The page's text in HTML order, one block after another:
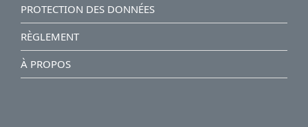
PROTECTION DES DONNÉES
RÈGLEMENT
À PROPOS